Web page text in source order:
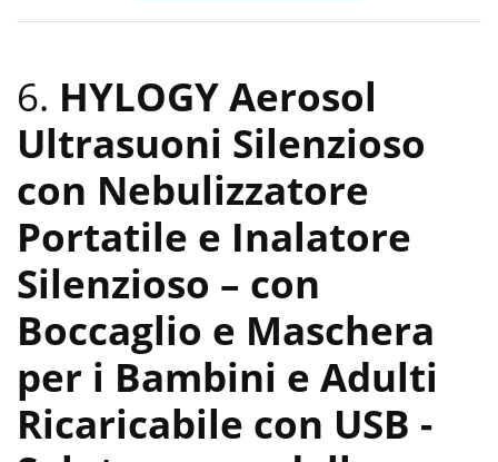
6. HYLOGY Aerosol
Ultrasuoni Silenzioso
con Nebulizzatore
Portatile e Inalatore
Silenzioso – con
Boccaglio e Maschera
per i Bambini e Adulti
Ricaricabile con USB -